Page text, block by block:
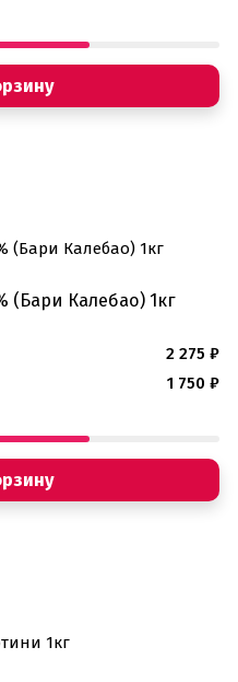
(Бари Калебао) 1кг
2 275 ₽
1 750 ₽